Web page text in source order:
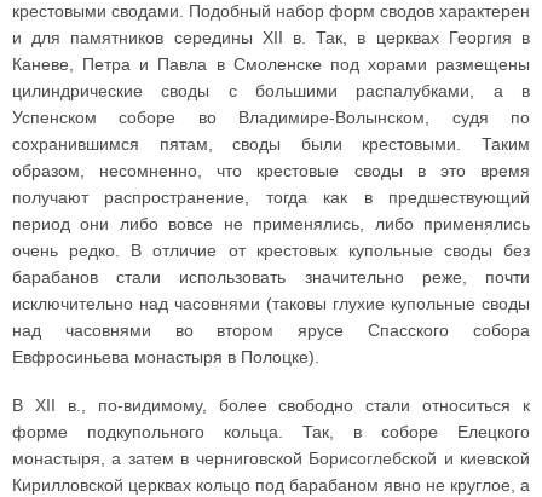
крестовыми сводами. Подобный набор форм сводов характерен
и для памятников середины XII в. Так, в церквах Георгия в
Каневе, Петра и Павла в Смоленске под хорами размещены
цилиндрические своды с большими распалубками, а в
Успенском соборе во Владимире-Волынском, судя по
сохранившимся пятам, своды были крестовыми. Таким
образом, несомненно, что крестовые своды в это время
получают распространение, тогда как в предшествующий
период они либо вовсе не применялись, либо применялись
очень редко. В отличие от крестовых купольные своды без
барабанов стали использовать значительно реже, почти
исключительно над часовнями (таковы глухие купольные своды
над часовнями во втором ярусе Спасского собора
Евфросиньева монастыря в Полоцке).
В XII в., по-видимому, более свободно стали относиться к
форме подкупольного кольца. Так, в соборе Елецкого
монастыря, а затем в черниговской Борисоглебской и киевской
Кирилловской церквах кольцо под барабаном явно не круглое, а